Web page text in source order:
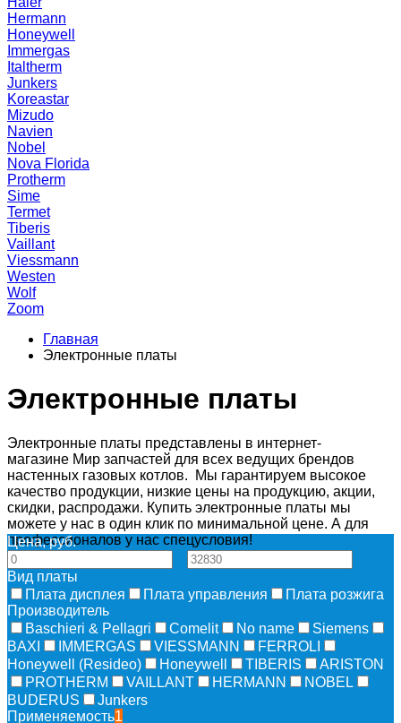
Hermann
Honeywell
Immergas
Italtherm
Junkers
Koreastar
Mizudо
Navien
Nobel
Nova Florida
Protherm
Sime
Termet
Tiberis
Vaillant
Viessmann
Westen
Wolf
Zoom
Главная
Электронные платы
Электронные платы
Электронные платы представлены в интернет-
магазине Мир запчастей для всех ведущих брендов
настенных газовых котлов. Мы гарантируем высокое
качество продукции, низкие цены на продукцию, акции,
скидки, распродажи. Купить электронные платы мы
можете у нас в один клик по минимальной цене. А для
профессионалов у нас спецусловия!
Цена, руб.
Вид платы
Плата дисплея
Плата управления
Плата розжига
Производитель
Baschieri & Pellagri
Comelit No name
Siemens
BAXI
IMMERGAS VIESSMANN
FERROLI
Honeywell (Resideo)
Honeywell TIBERIS
ARISTON
PROTHERM
VAILLANT HERMANN
NOBEL
BUDERUS
Junkers
Применяемость1